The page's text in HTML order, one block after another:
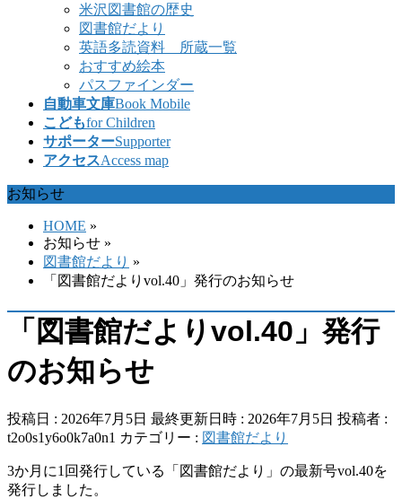
米沢図書館の歴史
図書館だより
英語多読資料 所蔵一覧
おすすめ絵本
パスファインダー
自動車文庫Book Mobile
こどもfor Children
サポーターSupporter
アクセスAccess map
お知らせ
HOME »
お知らせ »
図書館だより »
「図書館だよりvol.40」発行のお知らせ
「図書館だよりvol.40」発行
のお知らせ
投稿日 : 2026年7月5日 最終更新日時 : 2026年7月5日 投稿者 :
t2o0s1y6o0k7a0n1 カテゴリー : 図書館だより
3か月に1回発行している「図書館だより」の最新号vol.40を
発行しました。